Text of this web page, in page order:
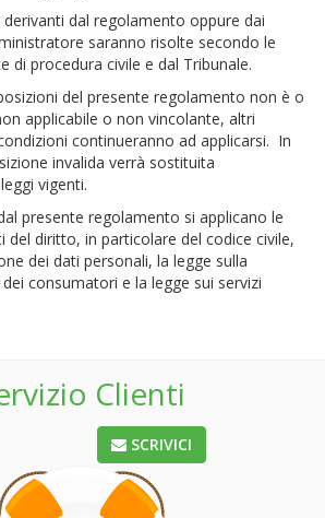
dal regolamento oppure dai
saranno risolte secondo le
di procedura civile e dal Tribunale.
del presente regolamento non è o
applicabile o non vincolante, altri
continueranno ad applicarsi. In
invalida verrà sostituita
vigenti.
presente regolamento si applicano le
del diritto, in particolare del codice civile,
dei dati personali, la legge sulla
consumatori e la legge sui servizi
Clienti
SCRIVICI